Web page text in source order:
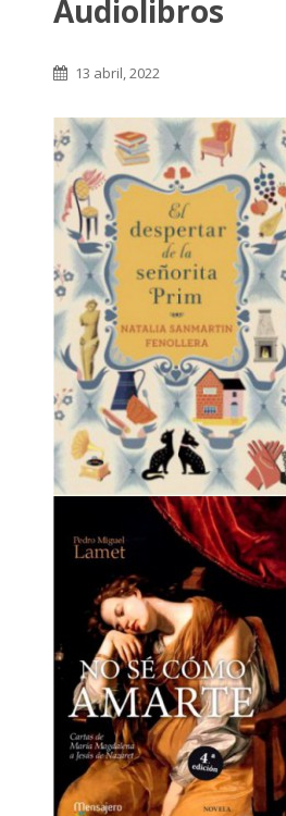
Audiolibros
13 abril, 2022